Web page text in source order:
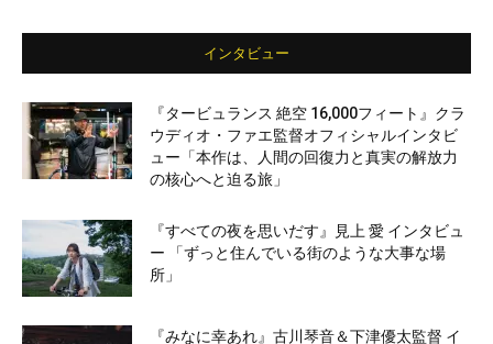
インタビュー
『タービュランス 絶空 16,000フィート』クラ
ウディオ・ファエ監督オフィシャルインタビ
ュー「本作は、人間の回復力と真実の解放力
の核心へと迫る旅」
『すべての夜を思いだす』見上 愛 インタビュ
ー 「ずっと住んでいる街のような大事な場
所」
『みなに幸あれ』古川琴音＆下津優太監督 イ